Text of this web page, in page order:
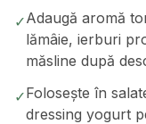
✓Adaugă aromă
lămâie, ierburi
măsline după
✓Folosește în
dressing yogurt